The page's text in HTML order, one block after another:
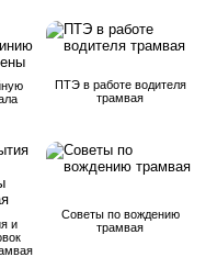
ПТЭ в работе водителя
трамвая
и
Советы по вождению
трамвая